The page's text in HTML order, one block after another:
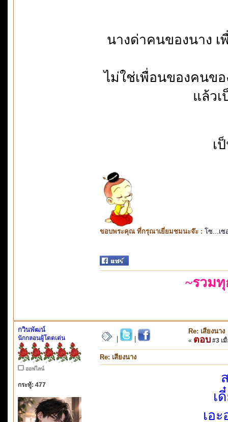
นางด่าคนของนาง
ไม่ใช่เพื่อนของคนข
แล้ว
เ
ขอบพระคุณ ที่กรุณาเยี่ยมชมนะจ๊ะ : โซ...เซ
~รวม
กวินพัฒน์
นักกลอนผู้โดดเด่น
ออฟไลน์
กระทู้: 477
Re: เสียงนาง
« ตอบ #3 เ
Re: เสียงนาง
เ
เอ